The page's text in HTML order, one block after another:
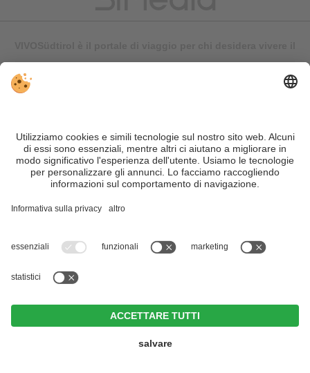
Zin Park | alpine suites & spa
contenuti, si possono verificare errori. Non garantiamo la
correttezza e la completezza di tutte le informazioni. Per
motivi di sicurezza, si prega di verificare chiedendo
direttamente sul posto all'organizzatore.
Sitemap| Editoria& Direttiva privacy |Impostazioni cookie individuali